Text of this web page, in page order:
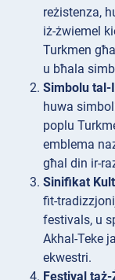
reżistenza,
iż-żwiemel
Turkmen
u bħala
Simbolu tal-
huwa
poplu
emblema
għal din ir-
Sinifikat
fit-
festivals, u
Akhal-Teke
ekwestri.
Festival